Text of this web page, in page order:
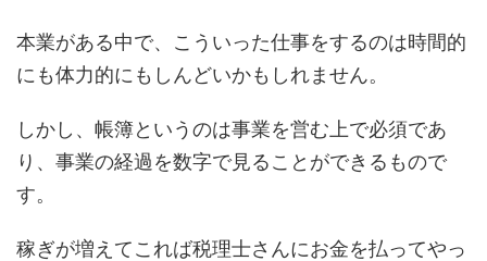
本業がある中で、こういった仕事をするのは時間的
にも体力的にもしんどいかもしれません。
しかし、帳簿というのは事業を営む上で必須であ
り、事業の経過を数字で見ることができるもので
す。
稼ぎが増えてこれば税理士さんにお金を払ってやっ